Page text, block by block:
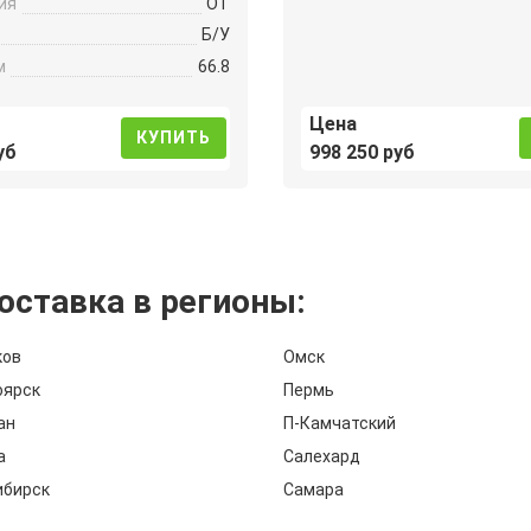
Б/У
66.8
КУПИТЬ
Цена
998 250 руб
в регионы:
Омск
Пермь
П-Камчатский
Салехард
Самара